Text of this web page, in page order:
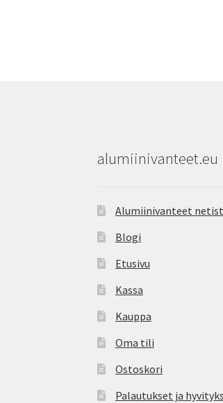
alumiinivanteet.eu
Alumiinivanteet
Blogi
Etusivu
Kassa
Kauppa
Oma tili
Ostoskori
Palautukset ja